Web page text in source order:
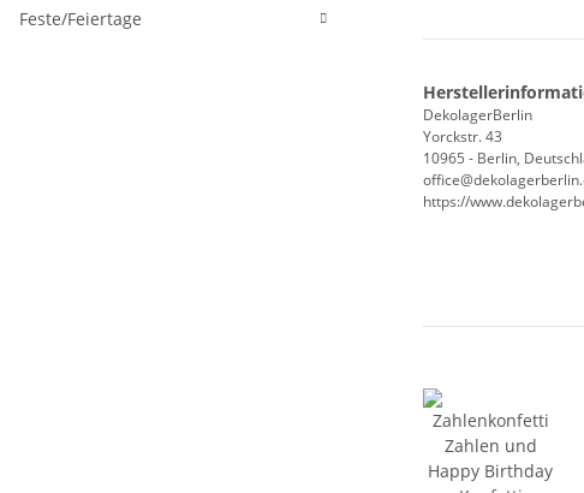
DekolagerBerlin
Yorckstr. 43
10965 - Berlin,
https://
Feste/Feiertage